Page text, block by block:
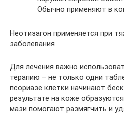
Обычно применяют в
Неотизагон применяется при
заболевания
Для лечения важно
терапию – не только одни
псориазе клетки начинают
результате на коже
мази помогают размягчить и